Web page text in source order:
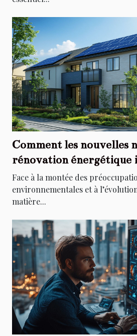
Comment les nouvelles
rénovation
elles les propriétaires ?
Face à la montée des
environnementales et à
matière...